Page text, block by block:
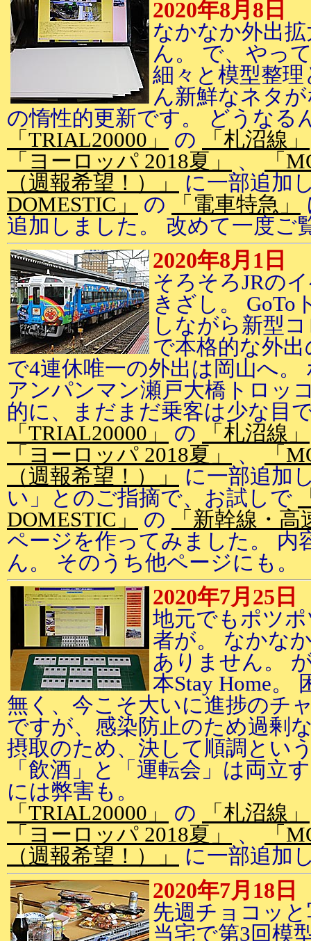
2020年8月8日
なかなか外出
ん。 で、やっ
細々と模型整
ん新鮮なネタ
の惰性的更新です。 どうなる
「TRIAL20000」
の 「札沼線」
「ヨーロッパ 2018夏」
、
「
（週報希望！）」
に一部追加
DOMESTIC」
の 「電車特急」
追加しました。 改めて一度ご
2020年8月1日
そろそろJRの
きざし。 GoTo
しながら新型
で本格的な外
で4連休唯一の外出は岡山へ
アンパンマン瀬戸大橋トロッ
的に、まだまだ乗客は少な目
「TRIAL20000」
の 「札沼線」
「ヨーロッパ 2018夏」
、
「
（週報希望！）」
に一部追加
い」とのご指摘で、お試しで
DOMESTIC」
の
「新幹線・
ページを作ってみました。 内
ん。 そのうち他ページにも。
2020年7月25日
地元でもポツ
者が。 なかな
ありません。
本Stay Home。
無く、今こそ大いに進捗のチ
ですが、感染防止のため過剰
摂取のため、決して順調とい
「飲酒」と「運転会」は両立
には弊害も。
「TRIAL20000」
の 「札沼線」
「ヨーロッパ 2018夏」
、
「
（週報希望！）」
に一部追加
2020年7月18日
先週チョコッ
当宅で第3回模